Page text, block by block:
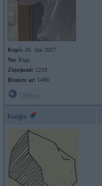
Kopš: 26. Jun 2017
No: Rīga
Ziņojumi: 2210
Braucu ar: 1488
Jonjis